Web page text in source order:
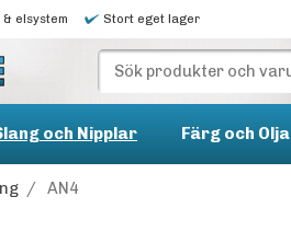
elsystem Stort eget lager
och Nipplar Färg och Olja
/ AN4